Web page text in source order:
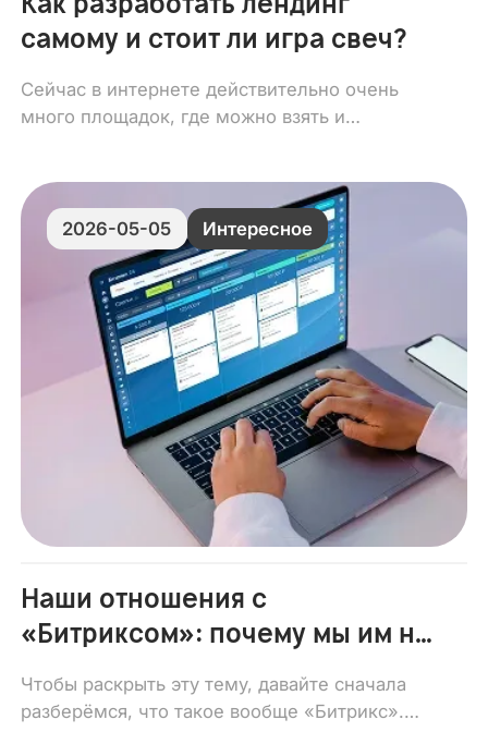
самому и стоит ли игра свеч?
Сейчас в интернете действительно очень
много площадок, где можно взять и
2026-05-05 Интересное
Наши отношения с
«Битриксом»: почему мы им не
Чтобы раскрыть эту тему, давайте сначала
разберёмся, что такое вообще «Битрикс».